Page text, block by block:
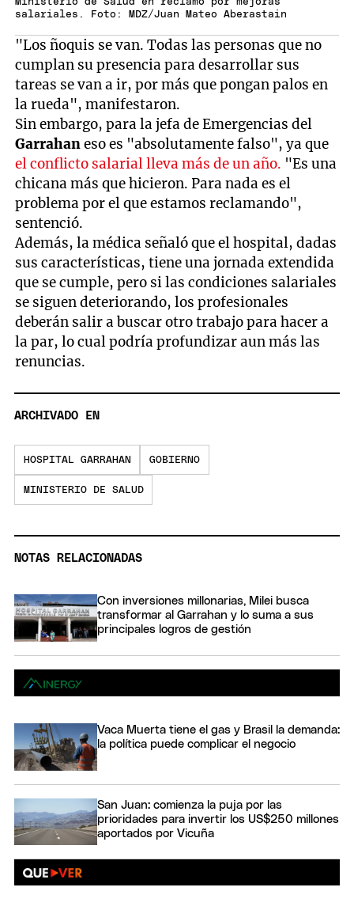
salariales. Foto: MDZ/Juan Mateo Aberastain
"Los ñoquis se van. Todas las personas que no
cumplan su presencia para desarrollar sus
tareas se van a ir, por más que pongan palos en
la rueda", manifestaron.
Sin embargo, para la jefa de Emergencias del
Garrahaneso es "absolutamente falso", ya que
el conflicto salarial lleva más de un año. "Es una
chicana más que hicieron. Para nada es el
problema por el que estamos reclamando",
sentenció.
Además, la médica señaló que el hospital, dadas
sus características, tiene una jornada extendida
que se cumple, pero si las condiciones salariales
se siguen deteriorando, los profesionales
deberán salir a buscar otro trabajo para hacer a
la par, lo cual podría profundizar aun más las
renuncias.
ARCHIVADO EN
HOSPITAL GARRAHAN GOBIERNO
MINISTERIO DE SALUD
NOTAS RELACIONADAS
Con inversiones millonarias, Milei busca
transformar al Garrahan y lo suma a sus
principales logros de gestión
Vaca Muerta tiene el gas y Brasil la demanda:
la política puede complicar el negocio
San Juan: comienza la puja por las
prioridades para invertir los US$250 millones
aportados por Vicuña